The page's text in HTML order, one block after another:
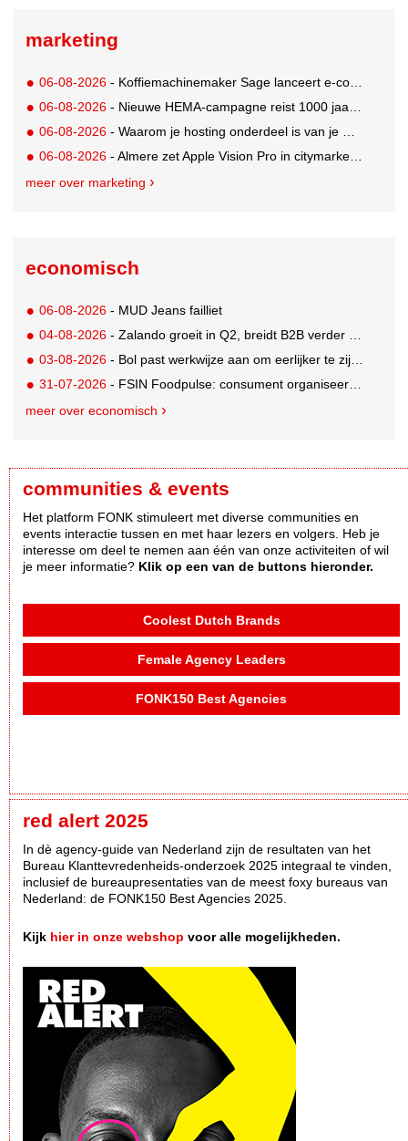
marketing
06-08-2026 - Koffiemachinemaker Sage lanceert e-commerceplatform voor koffieliefhebbers
06-08-2026 - Nieuwe HEMA-campagne reist 1000 jaar terug in de tijd naar 'Hemastein'
06-08-2026 - Waarom je hosting onderdeel is van je merkstrategie
06-08-2026 - Almere zet Apple Vision Pro in citymarketing
meer over marketing
economisch
06-08-2026 - MUD Jeans failliet
04-08-2026 - Zalando groeit in Q2, breidt B2B verder uit en innoveert met AI
03-08-2026 - Bol past werkwijze aan om eerlijker te zijn naar verkopers en consumenten
31-07-2026 - FSIN Foodpulse: consument organiseert eet- en koopgedrag bewuster
meer over economisch
communities & events
Het platform FONK stimuleert met diverse communities en
events interactie tussen en met haar lezers en volgers. Heb je
interesse om deel te nemen aan één van onze activiteiten of wil
je meer informatie? Klik op een van de buttons hieronder.
Coolest Dutch Brands
Female Agency Leaders
FONK150 Best Agencies
red alert 2025
In dè agency-guide van Nederland zijn de resultaten van het
Bureau Klanttevredenheids-onderzoek 2025 integraal te vinden,
inclusief de bureaupresentaties van de meest foxy bureaus van
Nederland: de FONK150 Best Agencies 2025.
Kijk hier in onze webshop voor alle mogelijkheden.